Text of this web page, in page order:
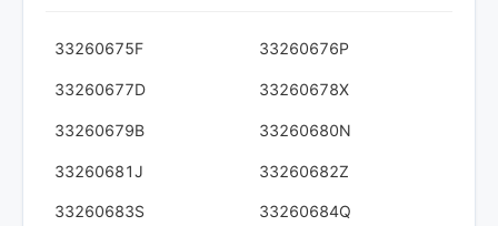
33260675F 33260676P
33260677D 33260678X
33260679B 33260680N
33260681J 33260682Z
33260683S 33260684Q